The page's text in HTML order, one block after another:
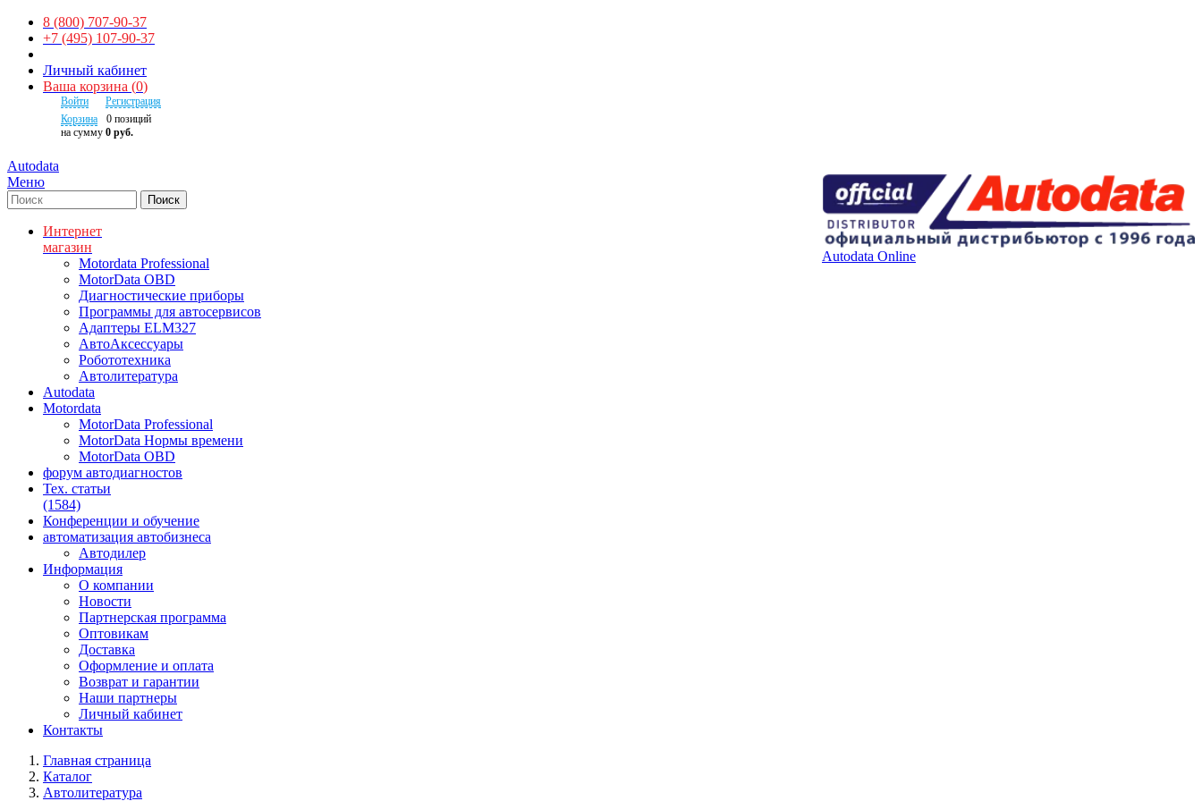
8 (800) 707-90-37
+7 (495) 107-90-37
Личный кабинет
Ваша корзина (0)
Войти
Регистрация
Корзина
0 позиций
на сумму 0 руб.
Autodata
Autodata Online
Меню
Поиск
Интернет
магазин
Motordata Professional
MotorData OBD
Диагностические приборы
Программы для автосервисов
Адаптеры ELM327
АвтоАксессуары
Робототехника
Автолитература
Autodata
Motordata
MotorData Professional
MotorData Нормы времени
MotorData OBD
форум автодиагностов
Тех. статьи
(1584)
Конференции и обучение
автоматизация автобизнеса
Автодилер
Информация
О компании
Новости
Партнерская программа
Оптовикам
Доставка
Оформление и оплата
Возврат и гарантии
Наши партнеры
Личный кабинет
Контакты
Главная страница
Каталог
Автолитература